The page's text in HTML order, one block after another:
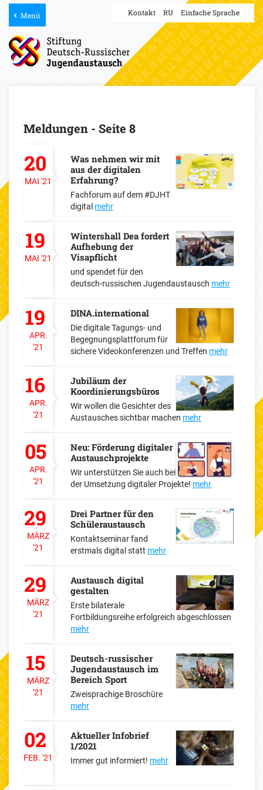
Menü Kontakt RU Einfache Sprache
Meldungen - Seite 8
20
MAI '21
Was nehmen wir mit
aus der digitalen
Erfahrung?
Fachforum auf dem #DJHT
digital mehr
19
MAI '21
Wintershall Dea fordert
Aufhebung der
Visapflicht
und spendet für den
deutsch-russischen Jugendaustausch mehr
19
APR.
'21
DINA.international
Die digitale Tagungs- und
Begegnungsplattforum für
sichere Videokonferenzen und Treffen mehr
16
APR.
'21
Jubiläum der
Koordinierungsbüros
Wir wollen die Gesichter des
Austausches sichtbar machen mehr
05
APR.
'21
Neu: Förderung digitaler
Austauschprojekte
Wir unterstützen Sie auch bei
der Umsetzung digitaler Projekte! mehr
29
MÄRZ
'21
Drei Partner für den
Schüleraustausch
Kontaktseminar fand
erstmals digital statt mehr
29
MÄRZ
'21
Austausch digital
gestalten
Erste bilaterale
Fortbildungsreihe erfolgreich abgeschlossen
mehr
15
MÄRZ
'21
Deutsch-russischer
Jugendaustausch im
Bereich Sport
Zweisprachige Broschüre
mehr
02
FEB. '21
Aktueller Infobrief
1/2021
Immer gut informiert! mehr